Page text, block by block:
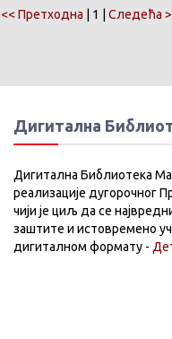
<< Претходна | 1 | Следећа
Дигитална
Дигитална Библиотека
реализације дугорочног
чији је циљ да се
заштите и истовремено
дигиталном формату -